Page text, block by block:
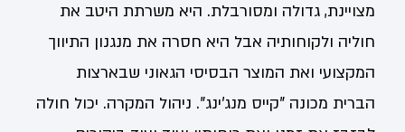
מצויינת, גדולה ומסורבלת. היא משרתת היטב את
חוליה ולקוחותיה אבל היא חסרה את מנגנון התיווך
המקצועי ואת המוצר הבסיסי הגאוני שבארצות
הברית מכונה "קייס מנג'ינג". ניהול המקרה. יכול חולה